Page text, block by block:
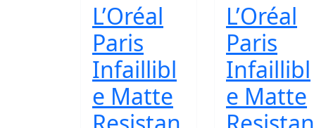
L’Oréal
Paris
Infaillibl
e Matte
L’Oréal
Paris
Infaillibl
e Matte